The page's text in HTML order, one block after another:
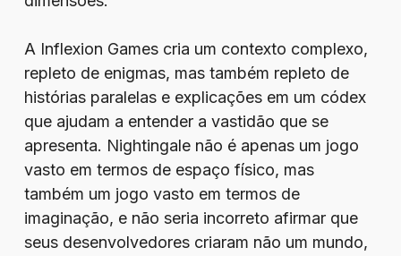
A Inflexion Games cria um contexto complexo,
repleto de enigmas, mas também repleto de
histórias paralelas e explicações em um códex
que ajudam a entender a vastidão que se
apresenta. Nightingale não é apenas um jogo
vasto em termos de espaço físico, mas
também um jogo vasto em termos de
imaginação, e não seria incorreto afirmar que
seus desenvolvedores criaram não um mundo,